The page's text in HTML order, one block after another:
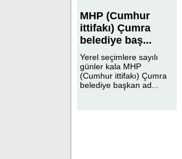
MHP (Cumhur
ittifakı) Çumra
belediye baş...
Yerel seçimlere sayılı
günler kala MHP
(Cumhur ittifakı) Çumra
belediye başkan ad...